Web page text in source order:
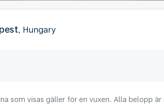
, Hungary
som visas gäller för en vuxen. Alla belopp